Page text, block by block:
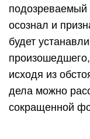
подозреваемый
осознал и
будет
исходя из
дела можно
сокращенной